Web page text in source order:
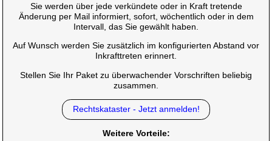
Sie werden über jede verkündete oder in Kraft tretende
Änderung per Mail informiert, sofort, wöchentlich oder in dem
Intervall, das Sie gewählt haben.
Auf Wunsch werden Sie zusätzlich im konfigurierten Abstand vor
Inkrafttreten erinnert.
Stellen Sie Ihr Paket zu überwachender Vorschriften beliebig
zusammen.
Rechtskataster - Jetzt anmelden!
Weitere Vorteile: